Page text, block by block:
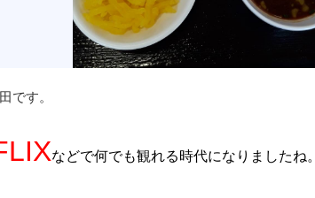
です。
などで何でも観れる時代になりましたね。